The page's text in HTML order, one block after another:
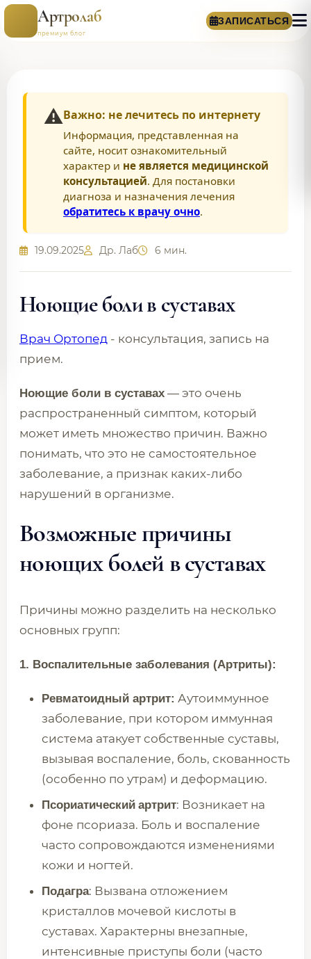
Артролаб
премиум блог
ЗАПИСАТЬСЯ
⚠️Важно: не лечитесь по интернету
Информация, представленная на
сайте, носит ознакомительный
характер и не является медицинской
консультацией. Для постановки
диагноза и назначения лечения
обратитесь к врачу очно.
19.09.2025 Др. Лаб 6 мин.
Ноющие боли в суставах
Врач Ортопед - консультация, запись на
прием.
Ноющие боли в суставах — это очень
распространенный симптом, который
может иметь множество причин. Важно
понимать, что это не самостоятельное
заболевание, а признак каких-либо
нарушений в организме.
Возможные причины
ноющих болей в суставах
Причины можно разделить на несколько
основных групп:
1. Воспалительные заболевания (Артриты):
Ревматоидный артрит: Аутоиммунное
заболевание, при котором иммунная
система атакует собственные суставы,
вызывая воспаление, боль, скованность
(особенно по утрам) и деформацию.
Псориатический артрит: Возникает на
фоне псориаза. Боль и воспаление
часто сопровождаются изменениями
кожи и ногтей.
Подагра: Вызвана отложением
кристаллов мочевой кислоты в
суставах. Характерны внезапные,
интенсивные приступы боли (часто